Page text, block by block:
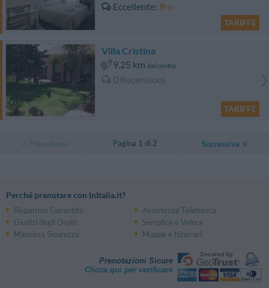
Eccellente 9/10
TARIFFE
Villa Cristina
9.25 km dal centro
0 Recensioni
TARIFFE
Pagina 1 di 2 Successiva
Perché prenotare con InItalia.it?
Risparmio Garantito
Assistenza Telefonica
Giudizi degli Ospiti
Semplice e Veloce
Massima Sicurezza
Mappe e Itinerari
Prenotazioni Sicure
Clicca qui per verificare